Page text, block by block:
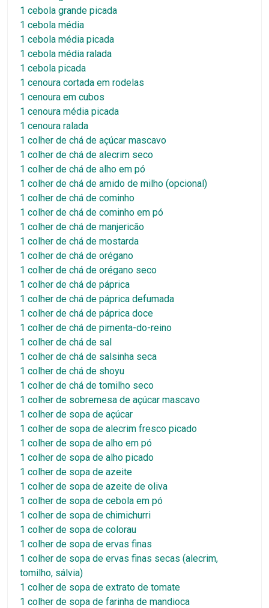
1 cebola grande picada
1 cebola média
1 cebola média picada
1 cebola média ralada
1 cebola picada
1 cenoura cortada em rodelas
1 cenoura em cubos
1 cenoura média picada
1 cenoura ralada
1 colher de chá de açúcar mascavo
1 colher de chá de alecrim seco
1 colher de chá de alho em pó
1 colher de chá de amido de milho (opcional)
1 colher de chá de cominho
1 colher de chá de cominho em pó
1 colher de chá de manjericão
1 colher de chá de mostarda
1 colher de chá de orégano
1 colher de chá de orégano seco
1 colher de chá de páprica
1 colher de chá de páprica defumada
1 colher de chá de páprica doce
1 colher de chá de pimenta-do-reino
1 colher de chá de sal
1 colher de chá de salsinha seca
1 colher de chá de shoyu
1 colher de chá de tomilho seco
1 colher de sobremesa de açúcar mascavo
1 colher de sopa de açúcar
1 colher de sopa de alecrim fresco picado
1 colher de sopa de alho em pó
1 colher de sopa de alho picado
1 colher de sopa de azeite
1 colher de sopa de azeite de oliva
1 colher de sopa de cebola em pó
1 colher de sopa de chimichurri
1 colher de sopa de colorau
1 colher de sopa de ervas finas
1 colher de sopa de ervas finas secas (alecrim,
tomilho, sálvia)
1 colher de sopa de extrato de tomate
1 colher de sopa de farinha de mandioca